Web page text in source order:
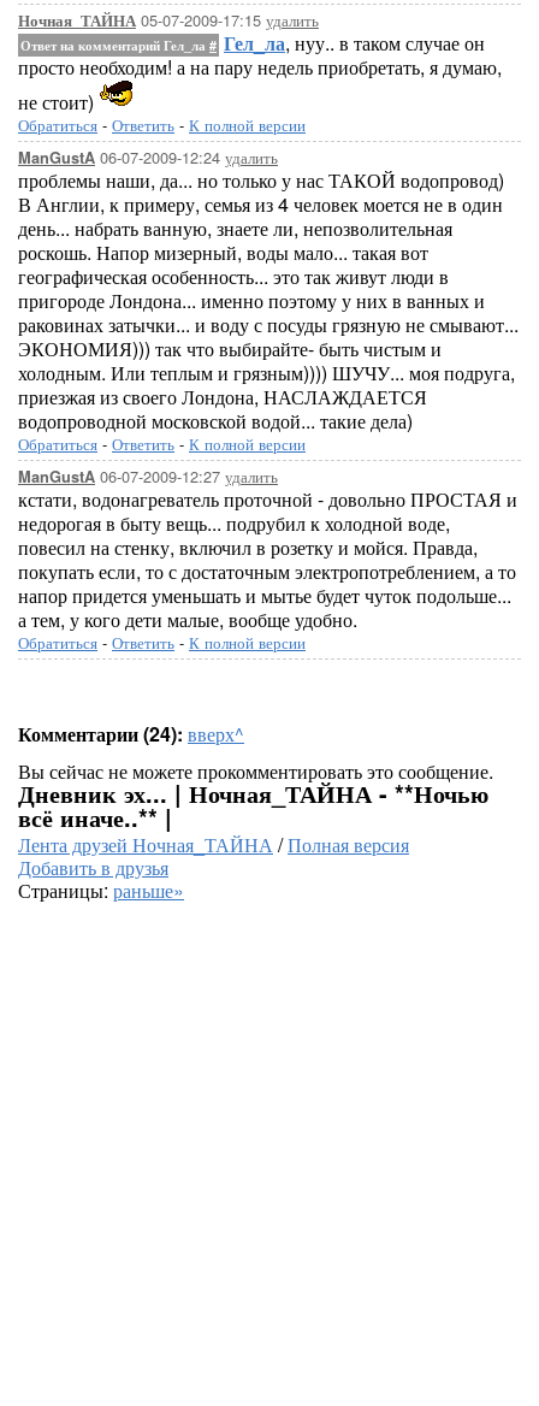
Ночная_ТАЙНА 05-07-2009-17:15 удалить
Ответ на комментарий Гел_ла # Гел_ла, нуу.. в таком случае он
просто необходим! а на пару недель приобретать, я думаю,
не стоит)
Обратиться - Ответить - К полной версии
ManGustA 06-07-2009-12:24 удалить
проблемы наши, да... но только у нас ТАКОЙ водопровод)
В Англии, к примеру, семья из 4 человек моется не в один
день... набрать ванную, знаете ли, непозволительная
роскошь. Напор мизерный, воды мало... такая вот
географическая особенность... это так живут люди в
пригороде Лондона... именно поэтому у них в ванных и
раковинах затычки... и воду с посуды грязную не смывают...
ЭКОНОМИЯ))) так что выбирайте- быть чистым и
холодным. Или теплым и грязным)))) ШУЧУ... моя подруга,
приезжая из своего Лондона, НАСЛАЖДАЕТСЯ
водопроводной московской водой... такие дела)
Обратиться - Ответить - К полной версии
ManGustA 06-07-2009-12:27 удалить
кстати, водонагреватель проточной - довольно ПРОСТАЯ и
недорогая в быту вещь... подрубил к холодной воде,
повесил на стенку, включил в розетку и мойся. Правда,
покупать если, то с достаточным электропотреблением, а то
напор придется уменьшать и мытье будет чуток подольше...
а тем, у кого дети малые, вообще удобно.
Обратиться - Ответить - К полной версии
Комментарии (24): вверх^
Вы сейчас не можете прокомментировать это сообщение.
Дневник эх... | Ночная_ТАЙНА - **Ночью
всё иначе..** |
Лента друзей Ночная_ТАЙНА/Полная версия
Добавить в друзья
Страницы: раньше»